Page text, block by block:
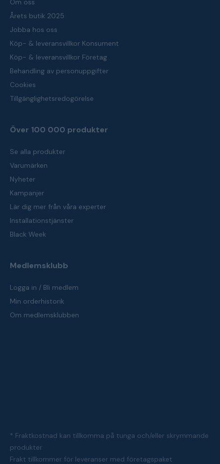
Om oss
Årets butik 2025
Jobba hos oss
Köp- & leveransvillkor Konsument
Köp- & leveransvillkor Företag
Behandling av personuppgifter
Cookies
Tillgänglighetsredogörelse
Över 100 000 produkter
Se alla produkter
Varumärken
Nyheter
Kampanjer
Lär dig mer från våra experter
Installationstjänster
Black Week
Medlemsklubb
Logga in / Bli medlem
Min orderhistorik
Om medlemsklubben
* Fraktkostnad kan tillkomma på tunga och/eller skrymmande
produkter
Frakt tillkommer för leveranser med företagspaket